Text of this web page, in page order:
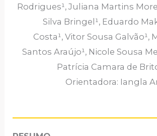
Rodrigues¹, Juliana Martins
Silva Bringel¹, Eduardo
Costa¹, Vitor Sousa Galvão¹,
Santos Araújo¹, Nicole Sousa
Patrícia Camara de
Orientadora: Iangla